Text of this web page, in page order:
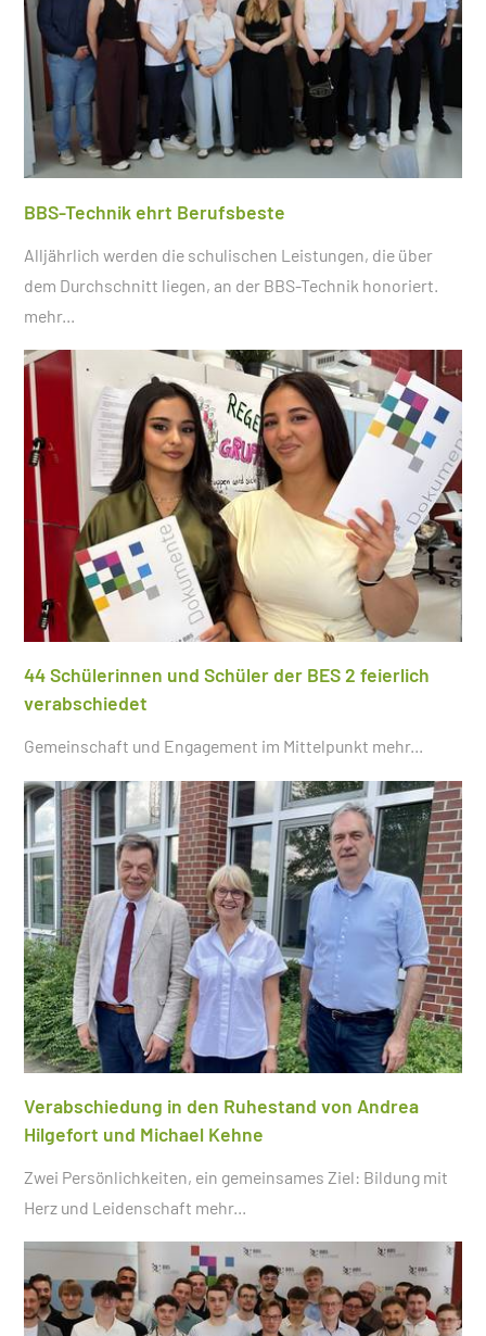
BBS-Technik ehrt Berufsbeste
Alljährlich werden die schulischen Leistungen, die über
dem Durchschnitt liegen, an der BBS-Technik honoriert.
mehr...
44 Schülerinnen und Schüler der BES 2 feierlich
verabschiedet
Gemeinschaft und Engagement im Mittelpunkt mehr...
Verabschiedung in den Ruhestand von Andrea
Hilgefort und Michael Kehne
Zwei Persönlichkeiten, ein gemeinsames Ziel: Bildung mit
Herz und Leidenschaft mehr...